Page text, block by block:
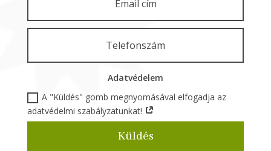
Adatvédelem
A "Küldés" gomb megnyomásával elfogadja az
adatvédelmi szabályzatunkat!
Küldés